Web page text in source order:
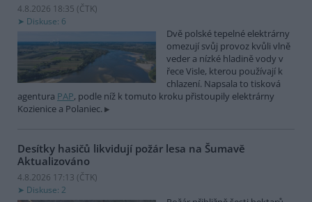
4.8.2026 18:35 (ČTK)
Diskuse: 6
Dvě polské tepelné elektrárny
omezují svůj provoz kvůli vlně
veder a nízké hladině vody v
řece Visle, kterou používají k
chlazení. Napsala to tisková
agentura PAP, podle níž k tomuto kroku přistoupily elektrárny
Kozienice a Polaniec.
Desítky hasičů likvidují požár lesa na Šumavě
Aktualizováno
4.8.2026 17:13 (ČTK)
Diskuse: 2